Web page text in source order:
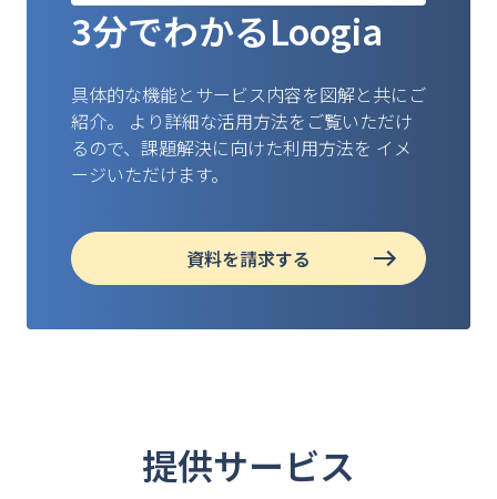
3分でわかるLoogia
具体的な機能とサービス内容を図解と共にご
紹介。
より詳細な活用方法をご覧いただけ
るので、課題解決に向けた利用方法を イメ
ージいただけます。
資料を請求する
提供サービス